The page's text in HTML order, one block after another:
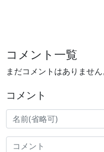
コメント一覧
まだコメントはありません
コメント